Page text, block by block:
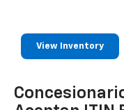
View Inventory